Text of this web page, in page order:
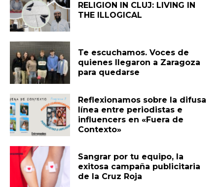
RELIGION IN CLUJ: LIVING IN
THE ILLOGICAL
Te escuchamos. Voces de
quienes llegaron a Zaragoza
para quedarse
Reflexionamos sobre la difusa
línea entre periodistas e
influencers en «Fuera de
Contexto»
Sangrar por tu equipo, la
exitosa campaña publicitaria
de la Cruz Roja